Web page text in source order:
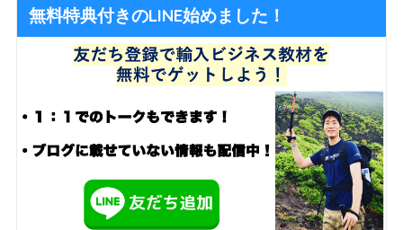
無料特典付きのLINE始めました！